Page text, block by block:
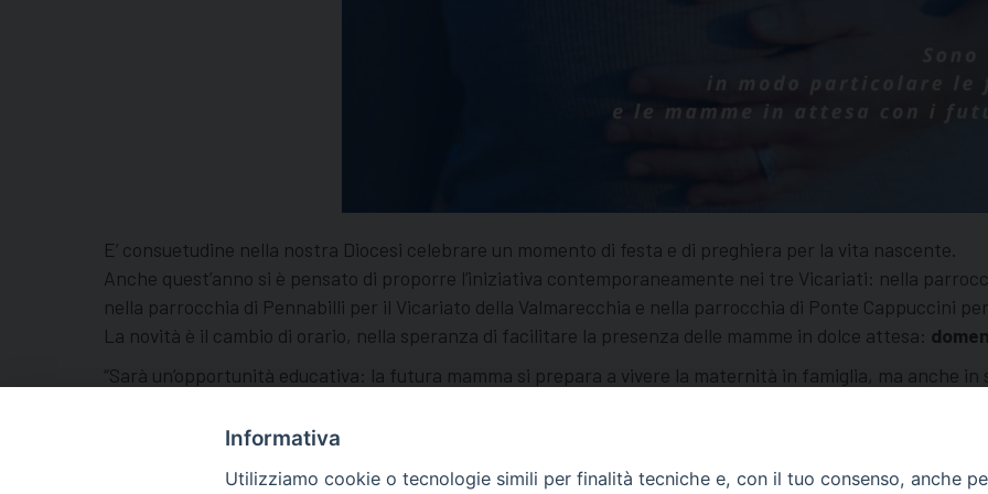
E’ consuetudine nella nostra Diocesi celebrare un momento di festa e di preghiera per la vita nascente.
Anche quest’anno si è pensato di proporre l’iniziativa contemporaneamente nei tre Vicariati: nella
nella parrocchia di Pennabilli per il Vicariato della Valmarecchia e nella parrocchia di Ponte Cappuccini
La novità è il cambio di orario, nella speranza di facilitare la presenza delle mamme in dolce attesa:
“Sarà un’opportunità educativa: la futura mamma si prepara a vivere la maternità in famiglia, ma anche
secondario, per dare risposta all’attuale situazione demografica” (Vescovo Andrea).
Informativa
Utilizziamo cookie o tecnologie simili per finalità tecniche e, con il tuo consenso, anche